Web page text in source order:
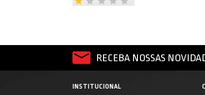
RECEBA NOSSAS
INSTITUCIONAL